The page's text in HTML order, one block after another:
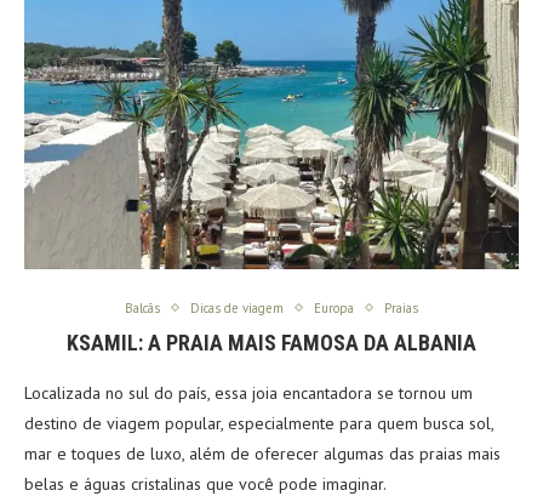
Balcãs Dicas de viagem Europa Praias
KSAMIL: A PRAIA MAIS FAMOSA DA ALBANIA
Localizada no sul do país, essa joia encantadora se tornou um
destino de viagem popular, especialmente para quem busca sol,
mar e toques de luxo, além de oferecer algumas das praias mais
belas e águas cristalinas que você pode imaginar.